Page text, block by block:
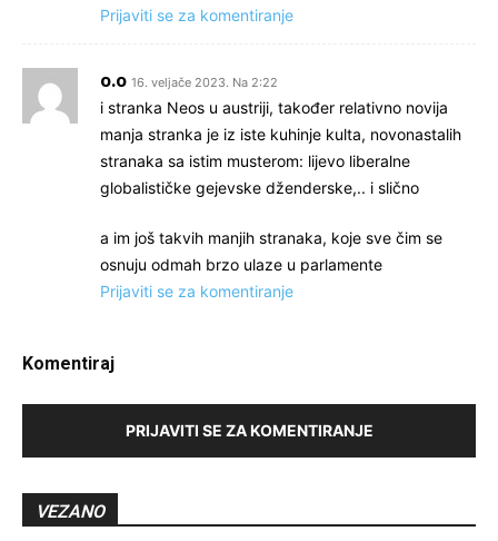
Prijaviti se za komentiranje
o.o 16. veljače 2023. Na 2:22
i stranka Neos u austriji, također relativno novija
manja stranka je iz iste kuhinje kulta, novonastalih
stranaka sa istim musterom: lijevo liberalne
globalističke gejevske dženderske,.. i slično
a im još takvih manjih stranaka, koje sve čim se
osnuju odmah brzo ulaze u parlamente
Prijaviti se za komentiranje
Komentiraj
PRIJAVITI SE ZA KOMENTIRANJE
VEZANO